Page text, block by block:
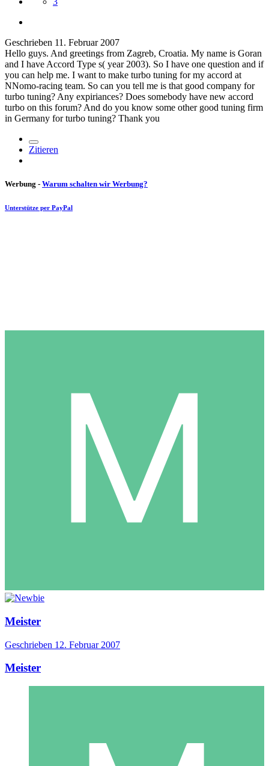
Geschrieben 11. Februar 2007
Hello guys. And greetings from Zagreb, Croatia. My name is Goran
and I have Accord Type s( year 2003). So I have one question and if
you can help me. I want to make turbo tuning for my accord at
NNomo-racing team. So can you tell me is that good company for
turbo tuning? Any expiriances? Does somebody have new accord
turbo on this forum? And do you know some other good tuning firm
in Germany for turbo tuning? Thank you
Zitieren
Werbung - Warum schalten wir Werbung?
Unterstütze per PayPal
Meister
Geschrieben 12. Februar 2007
Meister